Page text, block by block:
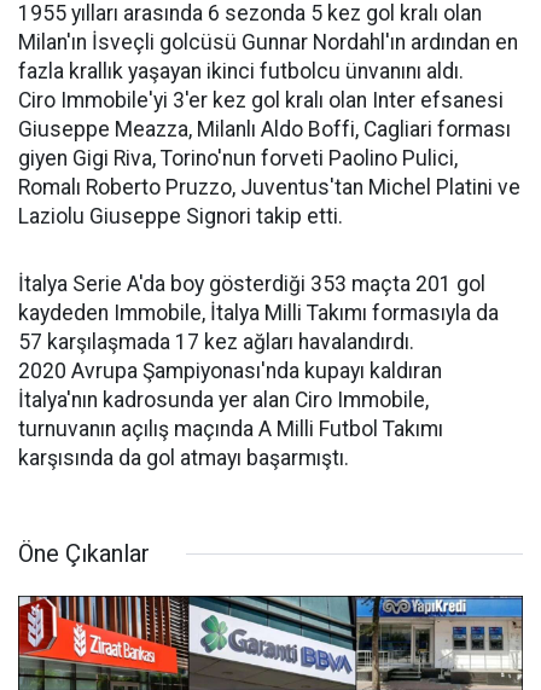
1955 yılları arasında 6 sezonda 5 kez gol kralı olan
Milan'ın İsveçli golcüsü Gunnar Nordahl'ın ardından en
fazla krallık yaşayan ikinci futbolcu ünvanını aldı.
Ciro Immobile'yi 3'er kez gol kralı olan Inter efsanesi
Giuseppe Meazza, Milanlı Aldo Boffi, Cagliari forması
giyen Gigi Riva, Torino'nun forveti Paolino Pulici,
Romalı Roberto Pruzzo, Juventus'tan Michel Platini ve
Laziolu Giuseppe Signori takip etti.
İtalya Serie A'da boy gösterdiği 353 maçta 201 gol
kaydeden Immobile, İtalya Milli Takımı formasıyla da
57 karşılaşmada 17 kez ağları havalandırdı.
2020 Avrupa Şampiyonası'nda kupayı kaldıran
İtalya'nın kadrosunda yer alan Ciro Immobile,
turnuvanın açılış maçında A Milli Futbol Takımı
karşısında da gol atmayı başarmıştı.
Öne Çıkanlar